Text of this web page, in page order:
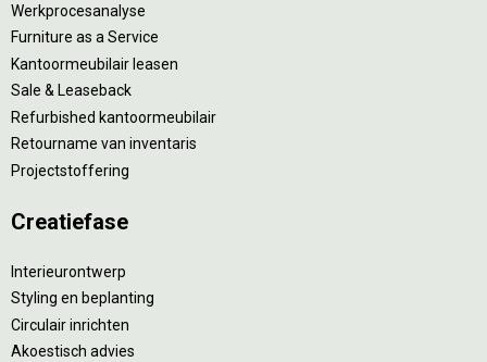
Werkprocesanalyse
Furniture as a Service
Kantoormeubilair leasen
Sale & Leaseback
Refurbished kantoormeubilair
Retourname van inventaris
Projectstoffering
Creatiefase
Interieurontwerp
Styling en beplanting
Circulair inrichten
Akoestisch advies